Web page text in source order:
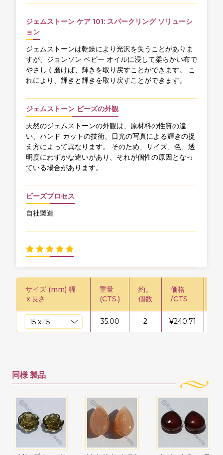
ジェムストーン ケア 101: スパークリング ソリューシ
ョン
ジェムストーンは乾燥により光沢を失うことがありま
すが、ジョンソン ベビー オイルに浸して柔らかい布で
やさしく磨けば、輝きを取り戻すことができます。 こ
れにより、輝きと輝きを取り戻すことができます。
ジェムストーン ビーズの外観
天然のジェムストーンの外観は、原材料の性質の違
い、ハンド カットの技術、日光の写真による輝きの捉
え方によって異なります。 そのため、サイズ、色、透
明度にわずかな違いがあり、それが個性の原因となっ
ている場合があります。
ビーズプロセス
自社製造
サイズ (mm) 幅
x長さ
重量
(CTS.)
約。
個数
価格
/CTS
35.00 2 ¥240.71
同様 製品